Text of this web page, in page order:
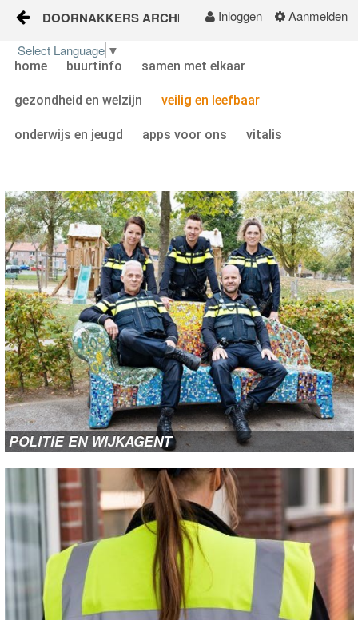
Naar content
Inloggen Aanmelden
DOORNAKKERS ARCHIEF
home
buurtinfo
gezondheid en welzijn
veilig en leefbaar
onderwijs en jeugd
apps voor ons
TONGELRE ONLINE
SOCIALE KAART
KALENDER
vitalis
home buurtinfo samen met elkaar
gezondheid en welzijn veilig en leefbaar
onderwijs en jeugd apps voor ons vitalis
POLITIE EN WIJKAGENT
Select Language ▼